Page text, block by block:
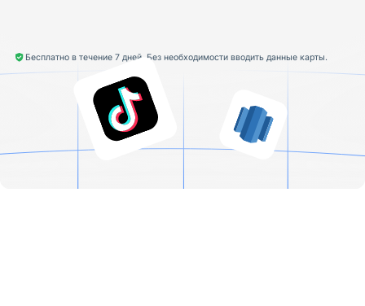
Бесплатно в течение 7 дней. Без необходимости вводить данные карты.